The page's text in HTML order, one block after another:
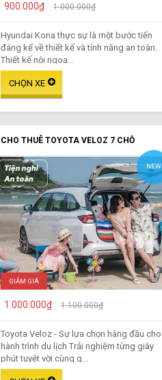
900.000₫ 1.000.000₫
Hyundai Kona thực sự là một bước tiến
đáng kể về thiết kế và tính năng an toàn.
Thiết kế nội ngoạ...
CHO THUÊ TOYOTA VELOZ 7 CHỖ
NEW
GIẢM GIÁ
1.000.000₫ 1.100.000₫
Toyota Veloz - Sự lựa chọn hàng đầu cho
hành trình du lịch Trải nghiệm từng giây
phút tuyệt vời cùng g...